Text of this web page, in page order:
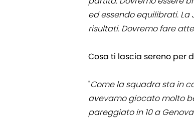
ed essendo equilibrati.
risultati. Dovremo fare
Cosa ti lascia sereno per
"Come la squadra sta in
avevamo giocato molto
pareggiato in 10 a